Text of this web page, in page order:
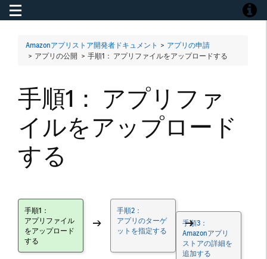
Toggle navigation
Amazonアプリストア開発者ドキュメント > アプリの申請
> アプリの公開 > 手順1： アプリファイルをアップロードする
手順1： アプリファ
イルをアップロード
する
手順1：
アプリファイル
をアップロード
する
→
手順2：
アプリのターゲ
ットを指定する
→
手順3：
Amazonアプリ
ストアの詳細を
追加する